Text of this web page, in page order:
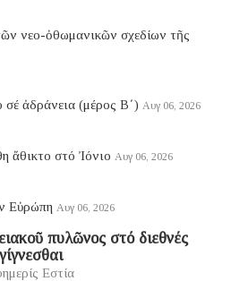
νεο-ὀθωμανικῶν σχεδίων τῆς
ἀδράνεια (μέρος B΄) Αυγ 06, 2026
ἄθικτο στό Ἰόνιο Αυγ 06, 2026
Εὐρώπη Αυγ 06, 2026
πυλῶνος στό διεθνές
γίγνεσθαι
Εστία